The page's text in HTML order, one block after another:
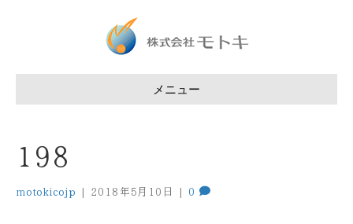
メニュー
198
motokicojp | 2018年5月10日 | 0